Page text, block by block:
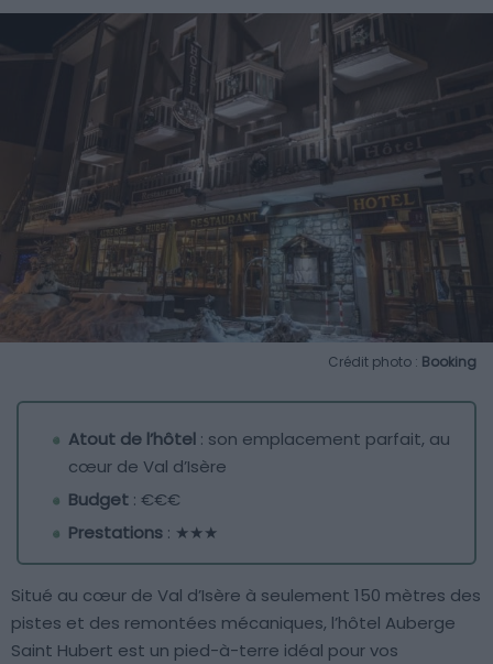
Crédit photo : Booking
Atout de l’hôtel : son emplacement parfait, au
cœur de Val d’Isère
Budget : €€€
Prestations : ★★★
Situé au cœur de Val d’Isère à seulement 150 mètres des
pistes et des remontées mécaniques, l’hôtel Auberge
Saint Hubert est un pied-à-terre idéal pour vos